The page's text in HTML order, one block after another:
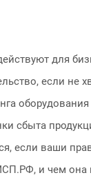
для
если не
сбыта
если ваши
и чем она